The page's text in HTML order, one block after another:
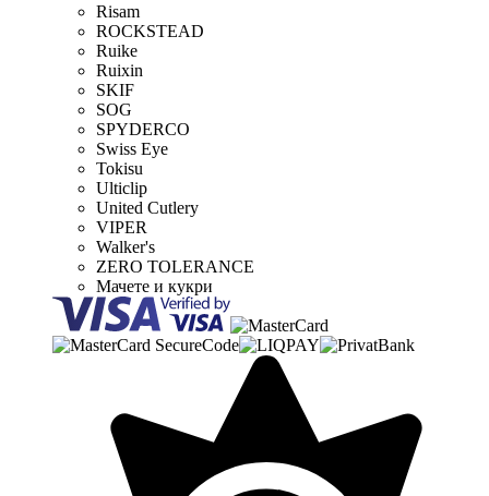
Risam
ROCKSTEAD
Ruike
Ruixin
SKIF
SOG
SPYDERCO
Swiss Eye
Tokisu
Ulticlip
United Cutlery
VIPER
Walker's
ZERO TOLERANCE
Мачете и кукри